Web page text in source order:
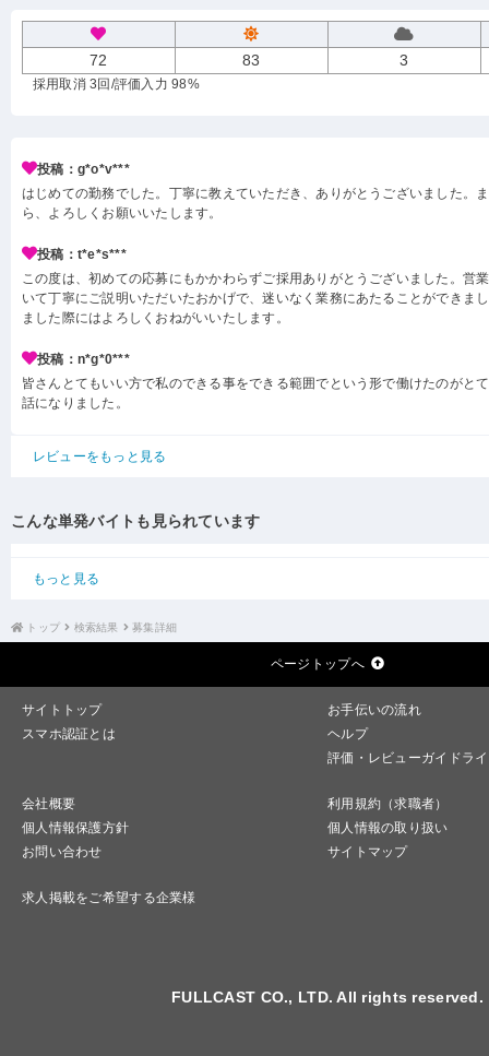
72 83 3
採用取消 3回 /評価入力 98%
投稿：g*o*v***
はじめての勤務でした。丁寧に教えていただき、ありがとうございました。
ら、よろしくお願いいたします。
投稿：t*e*s***
この度は、初めての応募にもかかわらずご採用ありがとうございました。営
いて丁寧にご説明いただいたおかげで、迷いなく業務にあたることができま
ました際にはよろしくおねがいいたします。
投稿：n*g*0***
皆さんとてもいい方で私のできる事をできる範囲でという形で働けたのがと
話になりました。
レビューをもっと見る
こんな単発バイトも見られています
もっと見る
トップ 検索結果 募集詳細
ページトップへ
サイトトップ
お手伝いの流れ
スマホ認証とは
ヘルプ
評価・レビューガイドラ
会社概要
利用規約（求職者）
個人情報保護方針
個人情報の取り扱い
お問い合わせ
サイトマップ
求人掲載をご希望する企業様
FULLCAST CO., LTD. All rights reserved.